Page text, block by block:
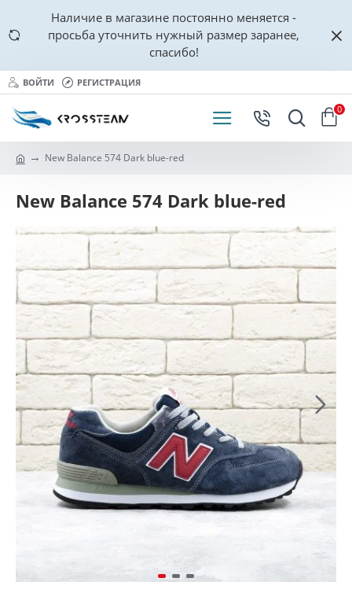
Наличие в магазине постоянно меняется -
просьба уточнить нужный размер заранее,
спасибо!
ВОЙТИ РЕГИСТРАЦИЯ
0
New Balance 574 Dark blue-red
New Balance 574 Dark blue-red